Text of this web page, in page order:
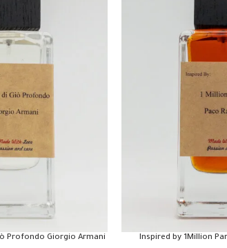
Inspired by 1Million
Profondo Giorgio Armani